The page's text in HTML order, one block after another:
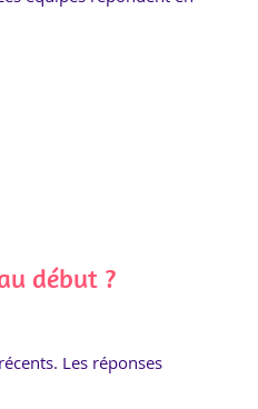
début ?
Les réponses